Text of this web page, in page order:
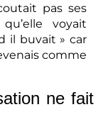
pas ses
voyait
il buvait » car
comme
ne fait